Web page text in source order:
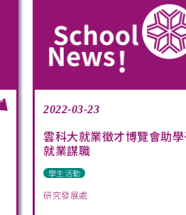
2022-03-23
雲科大就業徵才博覽會助
就業謀職
學生活動
研究發展處